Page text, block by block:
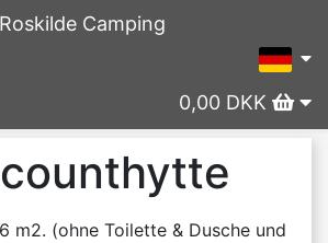
Roskilde Camping
0,00 DKK
m2. (ohne Toilette & Dusche und